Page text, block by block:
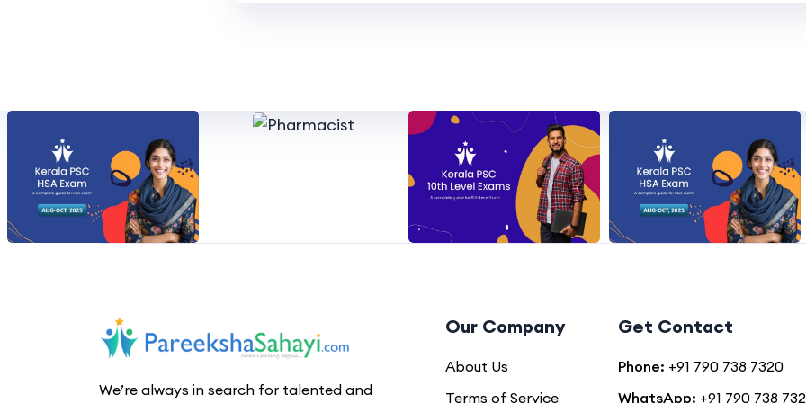
We’re always in search for talented and
Our Company
About Us
Terms of Service
Get Contact
Phone: +91 790 738 7320
WhatsApp: +91 790 738